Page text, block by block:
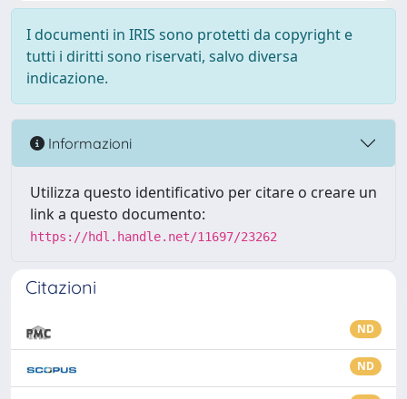
I documenti in IRIS sono protetti da copyright e
tutti i diritti sono riservati, salvo diversa
indicazione.
Informazioni
Utilizza questo identificativo per citare o creare un
link a questo documento:
https://hdl.handle.net/11697/23262
Citazioni
ND
ND